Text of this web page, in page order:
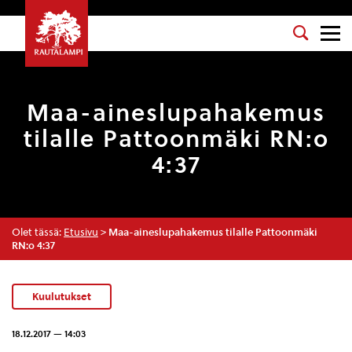
Maa-aineslupahakemus
tilalle Pattoonmäki RN:o
4:37
Olet tässä: Etusivu > Maa-aineslupahakemus tilalle Pattoonmäki
RN:o 4:37
Kuulutukset
18.12.2017 — 14:03